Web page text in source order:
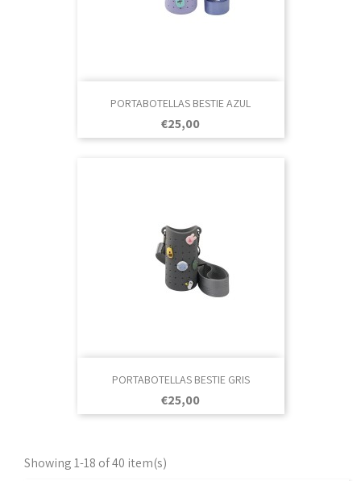
PORTABOTELLAS BESTIE AZUL
Prezo
€25,00
PORTABOTELLAS BESTIE GRIS
Prezo
€25,00
Showing 1-18 of 40 item(s)